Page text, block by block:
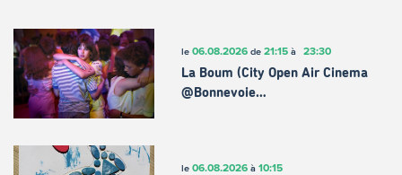
le 06.08.2026de 21:15à 23:30
La Boum (City Open Air Cinema
@Bonnevoie…
le 06.08.2026à 10:15